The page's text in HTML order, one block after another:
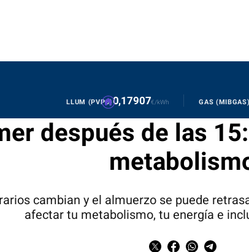
LLUM (PVPC)0,17907€/kWh GAS
después de las
cambian y el almuerzo se puede
afectar tu metabolismo, tu energía e